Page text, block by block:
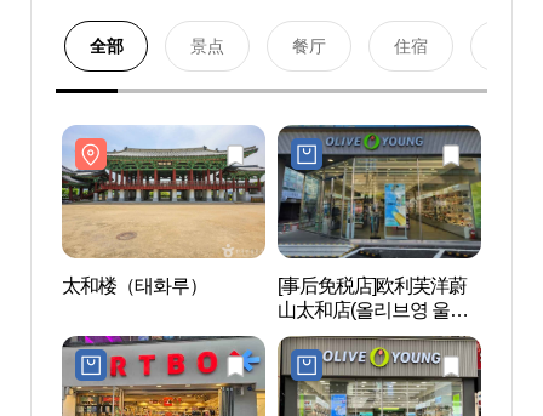
全部 景点 餐厅 住宿
太和楼（태화루）
[事后免税店]欧利芙洋蔚
山太和店(올리브영 울산
태화점)